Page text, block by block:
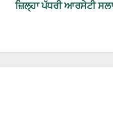
ਜ਼ਿਲ੍ਹਾ ਪੱਧਰੀ ਆਰਸੇਟੀ